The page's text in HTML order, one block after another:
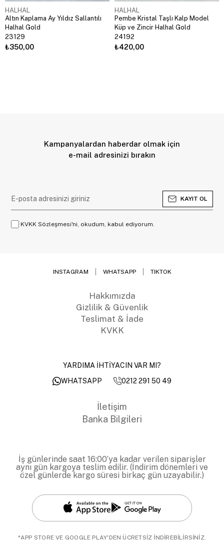
HALHAL
Altın Kaplama Ay Yıldız Sallantılı
Halhal Gold
23129
₺350,00
HALHAL
Pembe Kristal Taşlı Kalp Model
Küp ve Zincir Halhal Gold
24192
₺420,00
Kampanyalardan haberdar olmak için
e-mail adresinizi bırakın
KAYIT OL
KVKK Sözleşmesi'ni, okudum, kabul ediyorum.
INSTAGRAM WHATSAPP TIKTOK
Hakkımızda
Gizlilik & Güvenlik
Teslimat & İade
KVKK
YARDIMA İHTİYACIN VAR MI?
WHATSAPP
0212 291 50 49
İletişim
Banka Bilgileri
İş günlerinde saat 16:00’ya kadar verilen siparişler
aynı gün kargoya teslim edilir. (İndirim dönemleri ve
özel günlerde kargo süresi birkaç gün uzayabilir.)
*APP STORE VE GOOGLE PLAY'DEN ÜCRETSİZ İNDİREBİLİRSİNİZ.